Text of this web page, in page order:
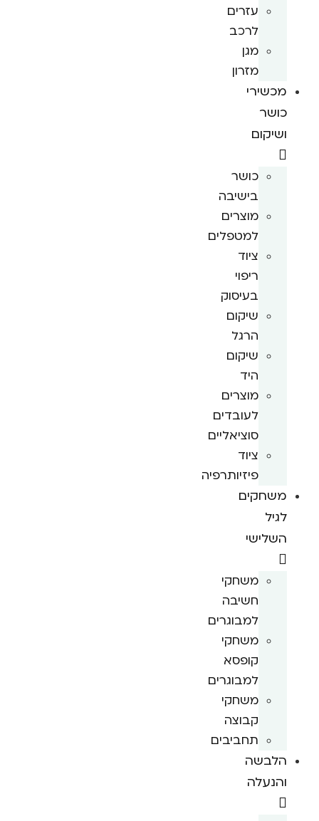
עזרים
לרכב
מגן
מזרון
מכשירי
כושר
ושיקום
כושר
בישיבה
מוצרים
למטפלים
ציוד
ריפוי
בעיסוק
שיקום
הרגל
שיקום
היד
מוצרים
לעובדים
סוציאליים
ציוד
פיזיותרפיה
משחקים
לגיל
השלישי
משחקי
חשיבה
למבוגרים
משחקי
קופסא
למבוגרים
משחקי
קבוצה
תחביבים
הלבשה
והנעלה